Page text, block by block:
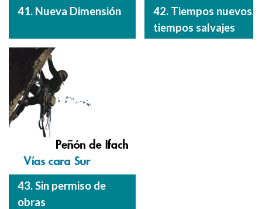
41. Nueva Dimensión
42. Tiempos nuevos,
tiempos salvajes
43. Sin permiso de
obras